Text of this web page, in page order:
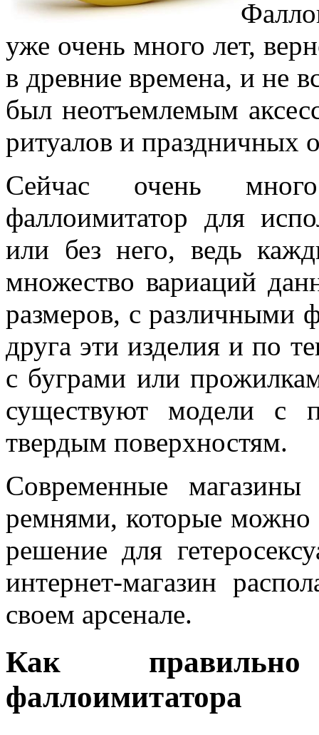
уже очень много лет,
в древние времена, и не
был неотъемлемым
ритуалов и праздничных
Сейчас очень
фаллоимитатор для
или без него, ведь
множество вариаций
размеров, с различными
друга эти изделия и по
с буграми или
существуют модели с
твердым поверхностям.
Современные магазины
ремнями, которые можно
решение для
интернет-магазин
своем арсенале.
Как
фаллоимитатора